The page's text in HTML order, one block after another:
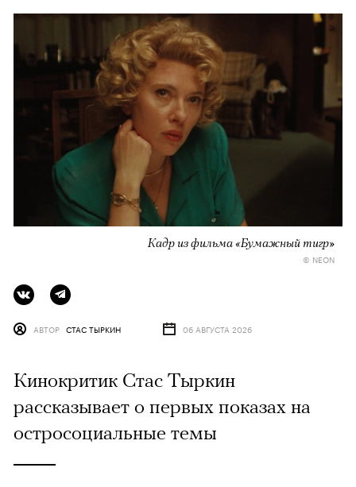
Кадр из фильма «Бумажный тигр»
© NEON
АВТОР СТАС ТЫРКИН 06 АВГУСТА 2026
Кинокритик Стас Тыркин
рассказывает о первых показах на
остросоциальные темы